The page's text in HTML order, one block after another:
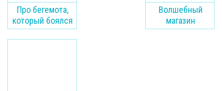
Про бегемота,
который боялся
прививок
Волшебный
магазин